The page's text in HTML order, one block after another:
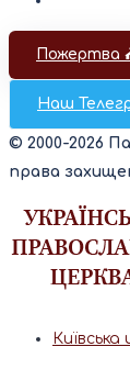
Пожертва
Наш
© 2000-2026
права
Київська